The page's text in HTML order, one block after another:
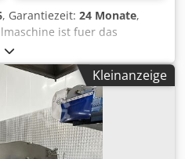
, Garantiezeit: 24 Monate,
ist fuer das
Mengen von Fleisch
Fleisch und Teig geeignet,
Ruehrwerk Die Saege ist
und aller Arten von
Arbeitisch aus Edelstahl mit
mass an hygiene und eine
Platte schadet den
Kleinanzeige